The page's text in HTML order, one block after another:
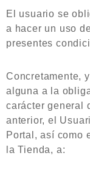
El usuario se
a hacer un uso
presentes
Concretamente,
alguna a la
carácter general
anterior, el
Portal, así como
la Tienda, a: